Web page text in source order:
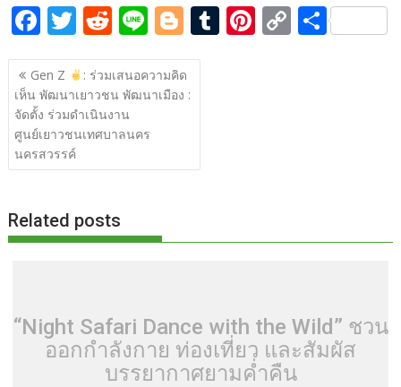
F
ac
e
b
o
o
T
w
itt
er
R
e
d
di
t
Li
n
e
Bl
o
g
g
T Pi C S
แนะแนว
เรื่อง
Gen Z
: ร่วมเสนอความคิด
เห็น พัฒนาเยาวชน พัฒนาเมือง :
จัดตั้ง ร่วมดำเนินงาน
ศูนย์เยาวชนเทศบาลนคร
นครสวรรค์
Related posts
“Night Safari Dance with the Wild” ชวน
ออกกำลังกาย ท่องเที่ยว และสัมผัส
บรรยากาศยามค่ำคืน